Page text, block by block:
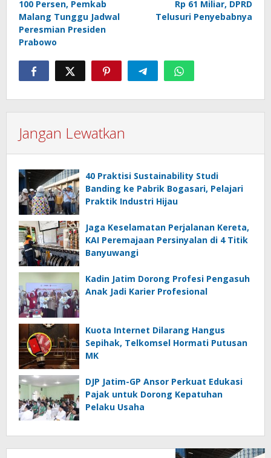
100 Persen, Pemkab
Malang Tunggu Jadwal
Peresmian Presiden
Prabowo
Rp 61 Miliar, DPRD
Telusuri Penyebabnya
Jangan Lewatkan
40 Praktisi Sustainability Studi
Banding ke Pabrik Bogasari, Pelajari
Praktik Industri Hijau
Jaga Keselamatan Perjalanan Kereta,
KAI Peremajaan Persinyalan di 4 Titik
Banyuwangi
Kadin Jatim Dorong Profesi Pengasuh
Anak Jadi Karier Profesional
Kuota Internet Dilarang Hangus
Sepihak, Telkomsel Hormati Putusan
MK
DJP Jatim-GP Ansor Perkuat Edukasi
Pajak untuk Dorong Kepatuhan
Pelaku Usaha